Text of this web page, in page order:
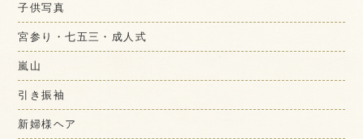
子供写真
宮参り・七五三・成人式
嵐山
引き振袖
新婦様ヘア